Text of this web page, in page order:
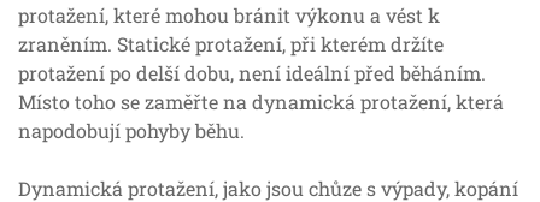
protažení, které mohou bránit výkonu a vést k
zraněním. Statické protažení, při kterém držíte
protažení po delší dobu, není ideální před běháním.
Místo toho se zaměřte na dynamická protažení, která
napodobují pohyby běhu.
Dynamická protažení, jako jsou chůze s výpady, kopání